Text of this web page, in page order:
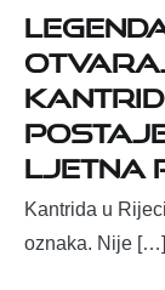
ljetna
Kantrida u
oznaka. Nije […]